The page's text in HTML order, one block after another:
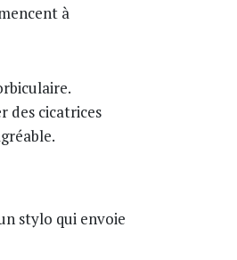
à
des cicatrices
stylo qui envoie